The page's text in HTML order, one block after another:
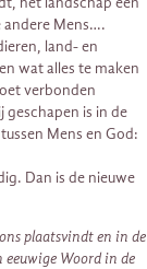
andere Mens….
land- en
wat alles te maken
verbonden
is in de
Mens en God:
Dan is de nieuwe
plaatsvindt en in de
eeuwige Woord in de